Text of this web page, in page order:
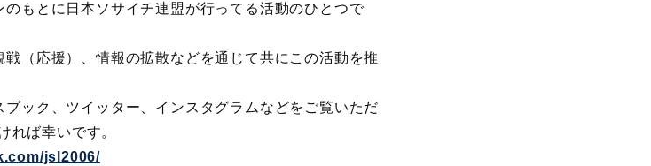
もとに日本ソサイチ連盟が行ってる活動のひとつで
（応援）、情報の拡散などを通じて共にこの活動を推
ック、ツイッター、インスタグラムなどをご覧いただ
れば幸いです。
jsl2006/